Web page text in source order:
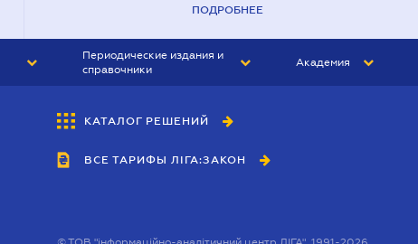
ПОДРОБНЕЕ
Периодические издания и
справочники
БУХГАЛТЕР&ЗАКОН
ВЕСТНИК МСФО
Академия
КАТАЛОГ РЕШЕНИЙ
ВСЕ ТАРИФЫ ЛІГА:ЗАКОН